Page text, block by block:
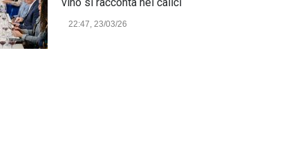
22:47, 23/03/26